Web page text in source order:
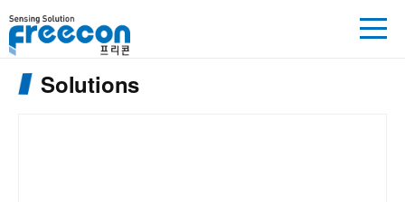
Solutions